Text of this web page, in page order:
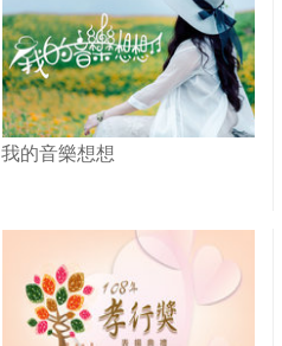
我的音樂想想